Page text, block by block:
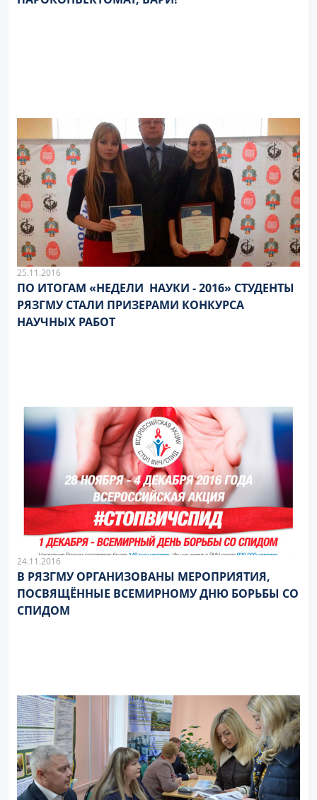
25.11.2016
ПО ИТОГАМ «НЕДЕЛИ НАУКИ - 2016» СТУДЕНТЫ
РЯЗГМУ СТАЛИ ПРИЗЕРАМИ КОНКУРСА
НАУЧНЫХ РАБОТ
24.11.2016
В РЯЗГМУ ОРГАНИЗОВАНЫ МЕРОПРИЯТИЯ,
ПОСВЯЩЁННЫЕ ВСЕМИРНОМУ ДНЮ БОРЬБЫ СО
СПИДОМ